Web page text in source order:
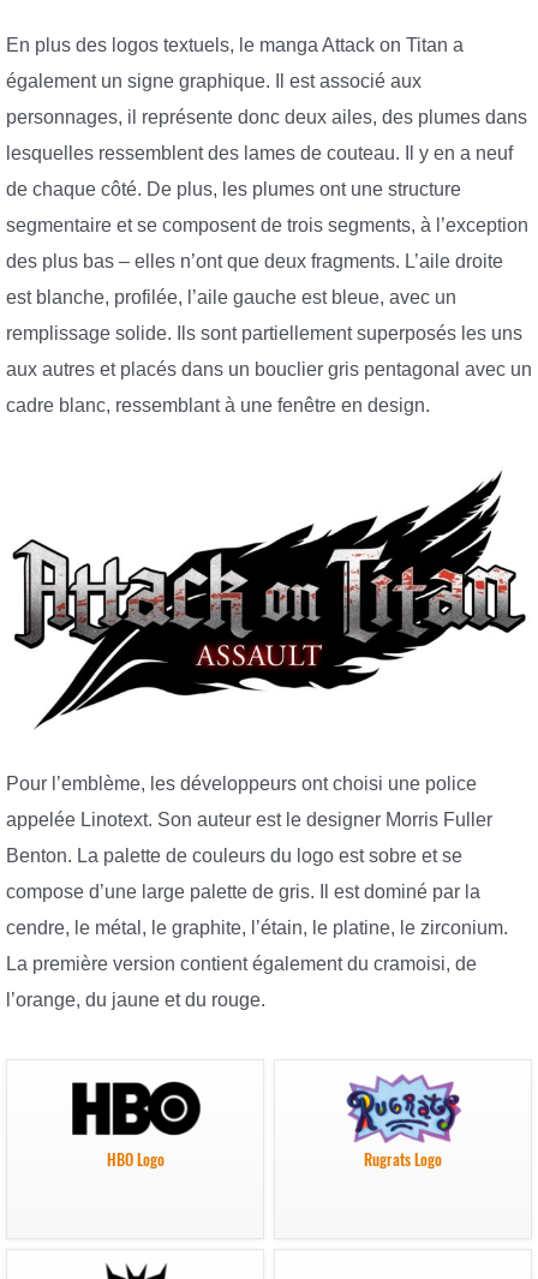
En plus des logos textuels, le manga Attack on Titan a
également un signe graphique. Il est associé aux
personnages, il représente donc deux ailes, des plumes dans
lesquelles ressemblent des lames de couteau. Il y en a neuf
de chaque côté. De plus, les plumes ont une structure
segmentaire et se composent de trois segments, à l’exception
des plus bas – elles n’ont que deux fragments. L’aile droite
est blanche, profilée, l’aile gauche est bleue, avec un
remplissage solide. Ils sont partiellement superposés les uns
aux autres et placés dans un bouclier gris pentagonal avec un
cadre blanc, ressemblant à une fenêtre en design.
Pour l’emblème, les développeurs ont choisi une police
appelée Linotext. Son auteur est le designer Morris Fuller
Benton. La palette de couleurs du logo est sobre et se
compose d’une large palette de gris. Il est dominé par la
cendre, le métal, le graphite, l’étain, le platine, le zirconium.
La première version contient également du cramoisi, de
l’orange, du jaune et du rouge.
HBO Logo Rugrats Logo